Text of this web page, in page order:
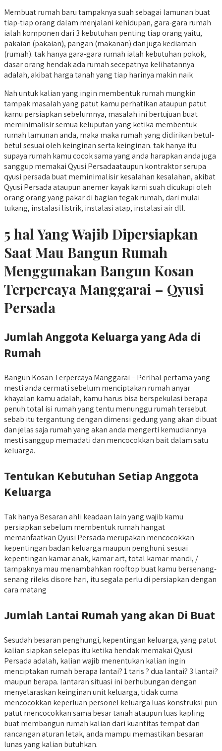
Membuat rumah baru tampaknya suah sebagai lamunan buat
tiap-tiap orang dalam menjalani kehidupan, gara-gara rumah
ialah komponen dari 3 kebutuhan penting tiap orang yaitu,
pakaian (pakaian), pangan (makanan) dan juga kediaman
(rumah). tak hanya gara-gara rumah ialah kebutuhan pokok,
dasar orang hendak ada rumah secepatnya kelihatannya
adalah, akibat harga tanah yang tiap harinya makin naik
Nah untuk kalian yang ingin membentuk rumah mungkin
tampak masalah yang patut kamu perhatikan ataupun patut
kamu persiapkan sebelumnya, masalah ini bertujuan buat
meminimalisir semua keluputan yang ketika membentuk
rumah lamunan anda, maka maka rumah yang didirikan betul-
betul sesuai oleh keinginan serta keinginan. tak hanya itu
supaya rumah kamu cocok sama yang anda harapkan anda juga
sanggup memakai Qyusi Persadaataupun kontraktor serupa
qyusi persada buat meminimalisir kesalahan kesalahan, akibat
Qyusi Persada ataupun anemer kayak kami suah dicukupi oleh
orang orang yang pakar di bagian tegak rumah, dari mulai
tukang, instalasi listrik, instalasi atap, instalasi air dll.
5 hal Yang Wajib Dipersiapkan
Saat Mau Bangun Rumah
Menggunakan Bangun Kosan
Terpercaya Manggarai – Qyusi
Persada
Jumlah Anggota Keluarga yang Ada di
Rumah
Bangun Kosan Terpercaya Manggarai – Perihal pertama yang
mesti anda cermati sebelum menciptakan rumah anyar
khayalan kamu adalah, kamu harus bisa berspekulasi berapa
penuh total isi rumah yang tentu menunggu rumah tersebut.
sebab itu tergantung dengan dimensi gedung yang akan dibuat
dan jelas saja rumah yang akan anda mengerti kemudiannya
mesti sanggup memadati dan mencocokkan bait dalam satu
keluarga.
Tentukan Kebutuhan Setiap Anggota
Keluarga
Tak hanya Besaran ahli keadaan lain yang wajib kamu
persiapkan sebelum membentuk rumah hangat
memanfaatkan Qyusi Persada merupakan mencocokkan
kepentingan badan keluarga maupun penghuni. sesuai
kepentingan kamar anak, kamar art, total kamar mandi, /
tampaknya mau menambahkan rooftop buat kamu bersenang-
senang rileks disore hari, itu segala perlu di persiapkan dengan
cara matang
Jumlah Lantai Rumah yang akan Di Buat
Sesudah besaran penghungi, kepentingan keluarga, yang patut
kalian siapkan selepas itu ketika hendak memakai Qyusi
Persada adalah, kalian wajib menentukan kalian ingin
menciptakan rumah berapa lantai? 1 taris ? dua lantai? 3 lantai?
maupun berapa. lantaran situasi ini berhubungan dengan
menyelaraskan keinginan unit keluarga, tidak cuma
mencocokkan keperluan personel keluarga luas konstruksi pun
patut mencocokkan sama besar tanah ataupun luas kapling
buat membangun rumah kalian dari kuantitas tempat dan
rancangan aturan letak, anda mampu memastikan besaran
lunas yang kalian butuhkan.